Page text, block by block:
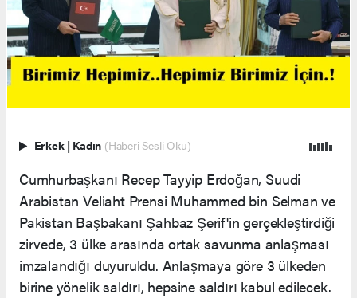
Erkek | Kadın (Haberi Sesli Oku)
Cumhurbaşkanı Recep Tayyip Erdoğan, Suudi
Arabistan Veliaht Prensi Muhammed bin Selman ve
Pakistan Başbakanı Şahbaz Şerif'in gerçekleştirdiği
zirvede, 3 ülke arasında ortak savunma anlaşması
imzalandığı duyuruldu. Anlaşmaya göre 3 ülkeden
birine yönelik saldırı, hepsine saldırı kabul edilecek.